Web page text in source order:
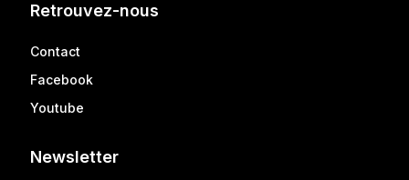
Retrouvez-nous
Contact
Facebook
Youtube
Newsletter